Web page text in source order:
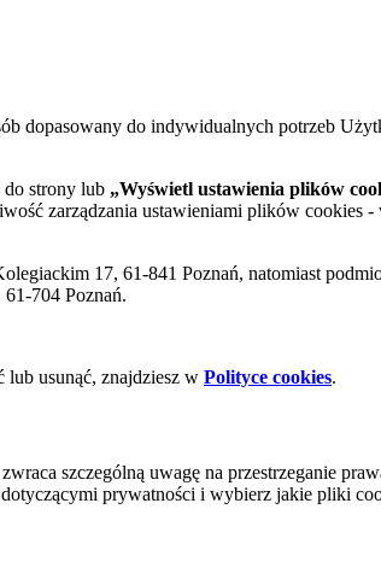
dopasowany do indywidualnych potrzeb
strony lub „Wyświetl ustawienia plików
zarządzania ustawieniami plików cookies
17, 61-841 Poznań, natomiast
704 Poznań.
lub usunąć, znajdziesz w Polityce cookies.
szczególną uwagę na przestrzeganie
prywatności i wybierz jakie pliki